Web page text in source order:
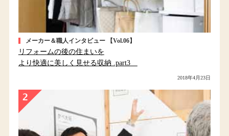
メーカー＆職人インタビュー 【Vol.06】
リフォームの後の住まいを
より快適に美しく見せる収納 .part3
2018年4月23日